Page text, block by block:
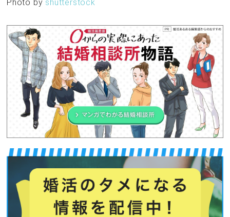
Photo by shutterstock